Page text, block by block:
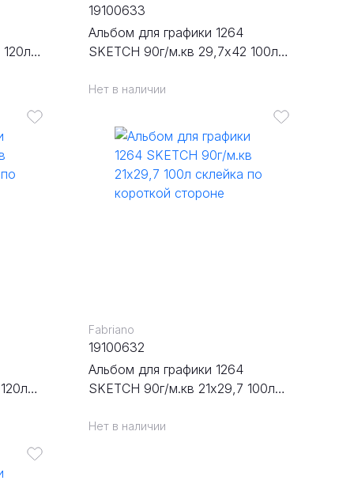
Нет в наличии
Альбом для графики 1264
SKETCH 90г/м.кв 29,7х42 100л
19100633
Нет в наличии
Альбом для графики 1264
SKETCH 90г/м.кв 21х29,7 100л
Fabriano
19100632